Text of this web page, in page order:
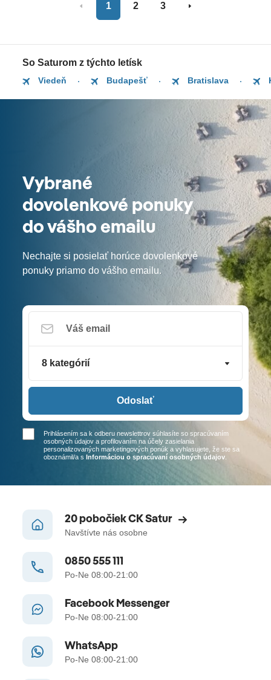
1 2 3
So Saturom z týchto letísk
Viedeň Budapešť Bratislava
Vybrané
dovolenkové ponuky
do vášho emailu
Nechajte si posielať horúce dovolenkové
ponuky priamo do vášho emailu.
8 kategórií
Odoslať
Prihlásením sa k odberu newslettrov súhlasíte so spracúvaním
osobných údajov a profilovaním na účely zasielania
personalizovaných marketingových ponúk a vyhlasujete, že ste sa
oboznámil/a s Informáciou o spracúvaní osobných údajov.
20 pobočiek CK Satur
Navštívte nás osobne
0850 555 111
Po-Ne 08:00-21:00
Facebook Messenger
Po-Ne 08:00-21:00
WhatsApp
Po-Ne 08:00-21:00